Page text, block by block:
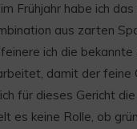
Frühjahr habe ich
aus zarten
ich die
damit der feine
für dieses Gericht
es keine Rolle, ob